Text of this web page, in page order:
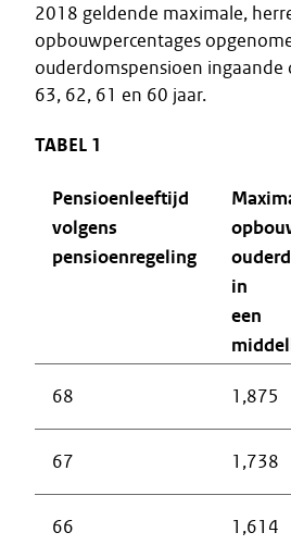
2018 geldende maximale,
opbouwpercentages
ouderdomspensioen ingaande
63, 62, 61 en 60 jaar.
TABEL 1
Pensioenleeftijd
volgens
pensioenregeling
in
een
68 1,875
67 1,738
66 1,614